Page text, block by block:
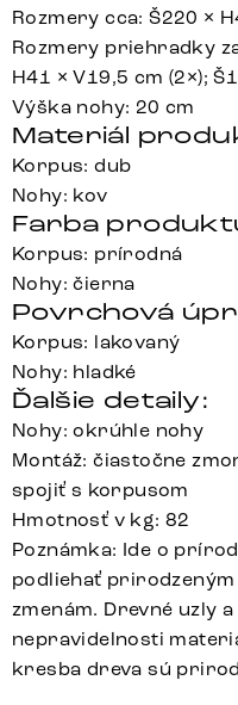
Rozmery cca: Š220 ×
Rozmery priehradky
H41 × V19,5 cm (2×);
Výška nohy: 20 cm
Materiál
Korpus: dub
Nohy: kov
Farba
Korpus: prírodná
Nohy: čierna
Povrchová
Korpus: lakovaný
Nohy: hladké
Ďalšie detaily:
Nohy: okrúhle nohy
Montáž: čiastočne
spojiť s korpusom
Hmotnosť v kg: 82
Poznámka: Ide o
podliehať
zmenám. Drevné uzly
nepravidelnosti
kresba dreva sú